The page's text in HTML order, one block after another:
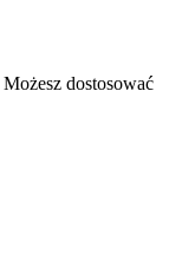
Możesz dostosować